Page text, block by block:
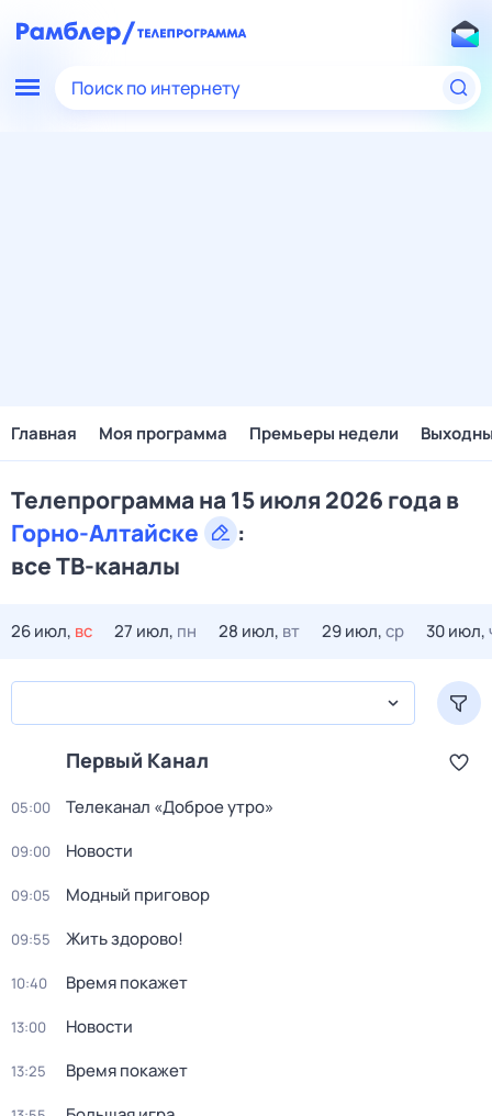
Поиск по интернету
Главная Моя программа Премьеры недели
Телепрограмма на 15 июля 2026 года в
Горно-Алтайске
:
все ТВ-каналы
26 июл, вс 27 июл, пн 28 июл, вт 29 июл,ср 30 июл,
Первый Канал
05:00 Телеканал «Доброе утро»
09:00 Новости
09:05 Модный приговор
09:55 Жить здорово!
10:40 Время покажет
13:00 Новости
13:25 Время покажет